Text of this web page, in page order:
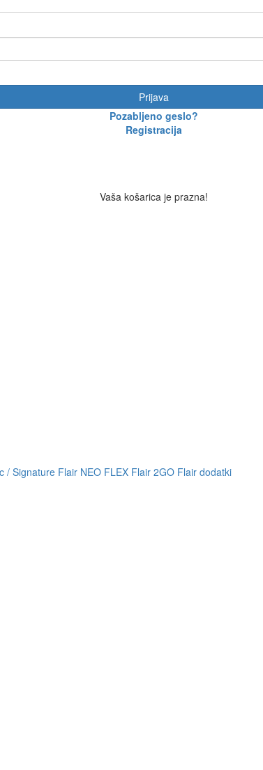
Prijava
Pozabljeno geslo?
Registracija
Vaša košarica je prazna!
/ Signature Flair NEO FLEX Flair 2GO Flair dodatki